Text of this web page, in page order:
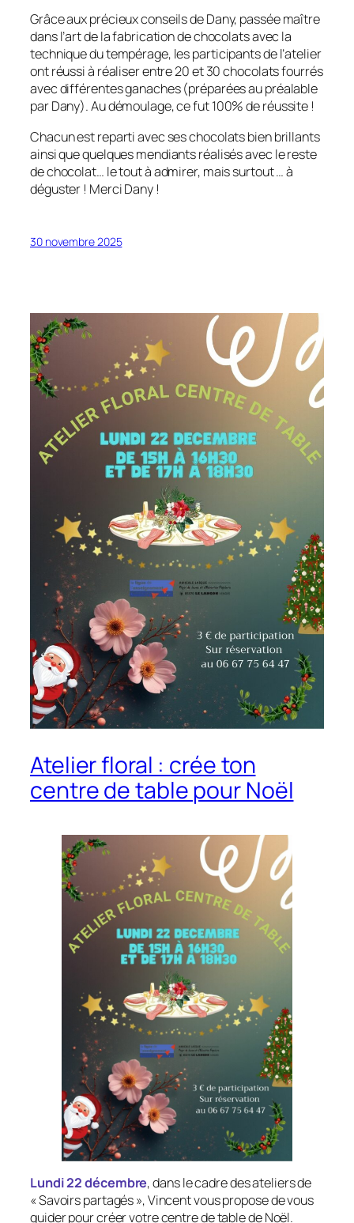
Grâce aux précieux conseils de Dany, passée maître
dans l’art de la fabrication de chocolats avec la
technique du tempérage, les participants de l’atelier
ont réussi à réaliser entre 20 et 30 chocolats fourrés
avec différentes ganaches (préparées au préalable
par Dany). Au démoulage, ce fut 100% de réussite !
Chacun est reparti avec ses chocolats bien brillants
ainsi que quelques mendiants réalisés avec le reste
de chocolat… le tout à admirer, mais surtout … à
déguster ! Merci Dany !
30 novembre 2025
Atelier floral : crée ton
centre de table pour Noël
Lundi 22 décembre, dans le cadre des ateliers de
« Savoirs partagés », Vincent vous propose de vous
guider pour créer votre centre de table de Noël.